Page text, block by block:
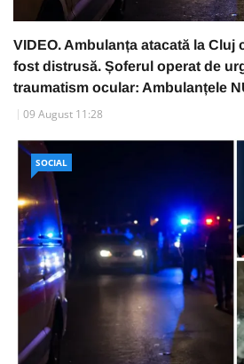
VIDEO. Ambulanța atacată la Cluj
fost distrusă. Șoferul operat de
traumatism ocular: Ambulanțele
09 August 11:28
SOCIAL